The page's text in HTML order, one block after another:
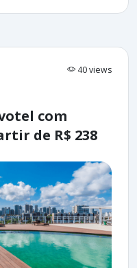
40 views
com
de R$ 238